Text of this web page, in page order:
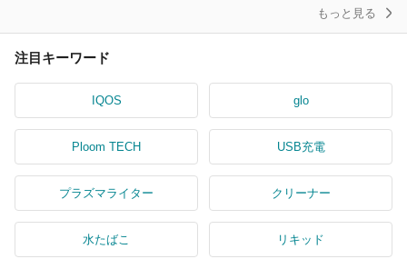
もっと見る
注目キーワード
IQOS glo
Ploom TECH USB充電
プラズマライター クリーナー
水たばこ リキッド